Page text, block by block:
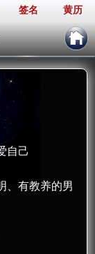
签名 黄历
自己
、有教养的男